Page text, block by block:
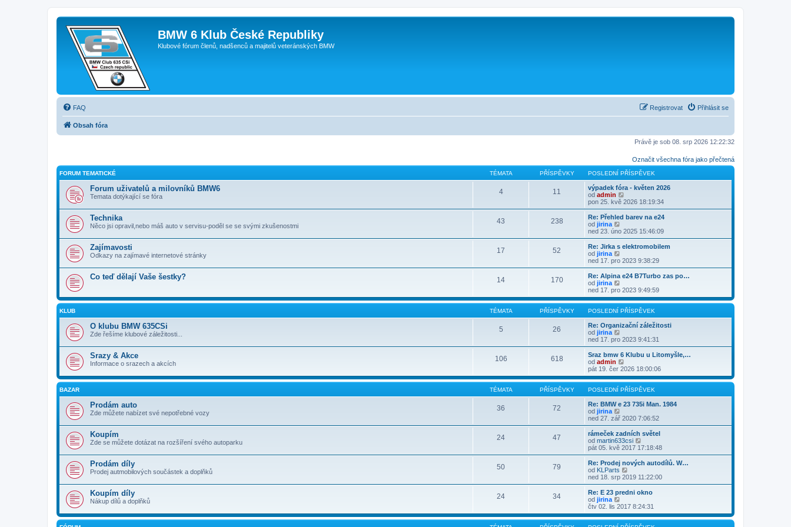
BMW 6 Klub České Republiky
Klubové fórum členů, nadšenců a majitelů veteránských BMW
FAQ Přihlásit se
Registrovat
Obsah fóra
Právě je sob 08. srp 2026 12:22:32
Označit všechna fóra jako přečtená
FORUM TEMATICKÉ TÉMATA PŘÍSPĚVKY POSLEDNÍ PŘÍSPĚVEK
Forum uživatelů a milovníků BMW6
Temata dotýkající se fóra
4 11
výpadek fóra - květen 2026
od admin
o
b
r
z
t
p
o
s
e
n
í
p
ř
s
ě
v
e
pon 25. kvě 2026 18:19:34
Technika
Něco jsi opravil,nebo máš auto v servisu-poděl se se svými zkušenostmi
43 238
Re: Přehled barev na e24
od jirina
o
b
r
z
p
o
s
l
e
d
n
í
p
ř
s
p
ě
v
k
ned 23. úno 2025 15:46:09
Zajímavosti
Odkazy na zajímavé internetové stránky
17 52
Re: Jirka s elektromobilem
od jirina
o
b
r
z
t
p
o
s
e
n
í
p
ř
í
s
p
ě
v
e
k
ned 17. pro 2023 9:38:29
Co teď dělají Vaše šestky? 14 170
Re: Alpina e24 B7Turbo zas po…
od jirina
o
b
r
a
z
i
p
o
s
l
e
n
í
p
ř
s
v
e
k
ned 17. pro 2023 9:49:59
KLUB TÉMATA PŘÍSPĚVKY POSLEDNÍ PŘÍSPĚVEK
O klubu BMW 635CSi
Zde řešíme klubové záležitosti...
5 26
Re: Organizační záležitosti
od jirina
o
b
r
a
z
t
p
o
s
e
í
p
ř
s
p
ě
v
e
ned 17. pro 2023 9:41:31
Srazy & Akce
Informace o srazech a akcích
106 618
Sraz bmw 6 Klubu u Litomyšle,…
od admin
o
b
r
a
z
i
p
o
s
l
e
í
p
ř
s
ě
v
e
pát 19. čer 2026 18:00:06
BAZAR TÉMATA PŘÍSPĚVKY POSLEDNÍ PŘÍSPĚVEK
Prodám auto
Zde můžete nabízet své nepotřebné vozy
36 72
Re: BMW e 23 735i Man. 1984
od jirina
o
b
r
a
z
p
o
s
e
n
í
ned 27. zář 2020 7:06:52
Koupím
Zde se můžete dotázat na rozšíření svého autoparku
24 47
rámeček zadních světel
od martin633csi
o
b
r
z
t
p
o
s
l
e
pát 05. kvě 2017 17:18:48
Prodám díly
Prodej autmobilových součástek a doplňků
50 79
Re: Prodej nových autodílů. W…
od KLParts
o
b
r
z
t
p
ned 18. srp 2019 11:22:00
Koupím díly
Nákup dílů a doplňků
24 34
Re: E 23 predni okno
od jirina
o
b
r
čtv 02. lis 2017 8:24:31